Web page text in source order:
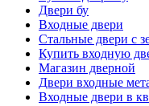
Двери бу
Входные двери
Стальные двери с
Купить входную
Магазин дверной
Двери входные
Входные двери в